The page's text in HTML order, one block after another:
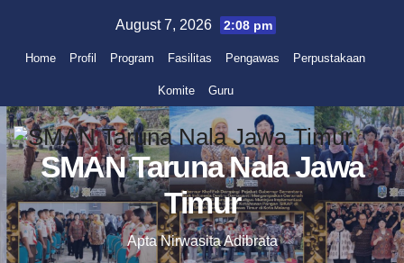
content
August 7, 2026 2:08 pm
Home Profil Program Fasilitas Pengawas Perpustakaan
Komite Guru
SMAN Taruna Nala Jawa
Timur
Apta Nirwasita Adibrata